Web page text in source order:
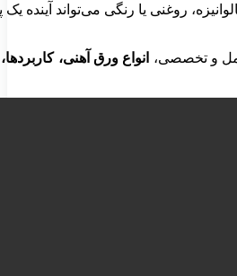
روغنی یا رنگی می‌تواند آینده
و تخصصی، انواع ورق آهنی،